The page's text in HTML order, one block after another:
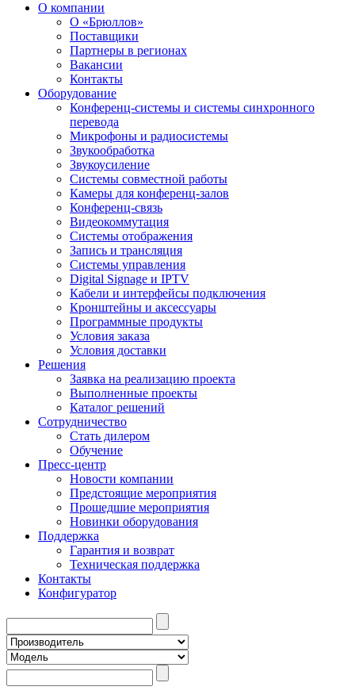
О компании
О «Брюллов»
Поставщики
Партнеры в регионах
Вакансии
Контакты
Оборудование
Конференц-системы и системы синхронного
перевода
Микрофоны и радиосистемы
Звукообработка
Звукоусиление
Системы совместной работы
Камеры для конференц-залов
Конференц-связь
Видеокоммутация
Системы отображения
Запись и трансляция
Системы управления
Digital Signage и IPTV
Кабели и интерфейсы подключения
Кронштейны и аксессуары
Программные продукты
Условия заказа
Условия доставки
Решения
Заявка на реализацию проекта
Выполненные проекты
Каталог решений
Сотрудничество
Стать дилером
Обучение
Пресс-центр
Новости компании
Предстоящие мероприятия
Прошедшие мероприятия
Новинки оборудования
Поддержка
Гарантия и возврат
Техническая поддержка
Контакты
Конфигуратор